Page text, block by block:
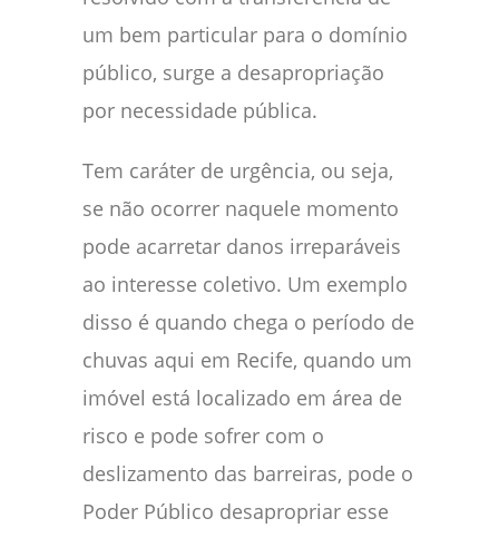
um bem particular para o domínio
público, surge a desapropriação
por necessidade pública.
Tem caráter de urgência, ou seja,
se não ocorrer naquele momento
pode acarretar danos irreparáveis
ao interesse coletivo. Um exemplo
disso é quando chega o período de
chuvas aqui em Recife, quando um
imóvel está localizado em área de
risco e pode sofrer com o
deslizamento das barreiras, pode o
Poder Público desapropriar esse